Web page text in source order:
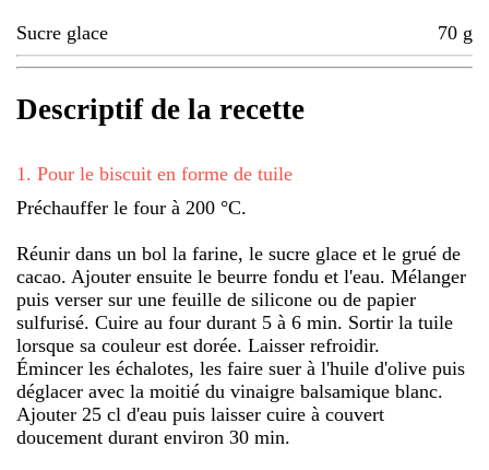
Sucre glace 70 g
Descriptif de la recette
1 . Pour le biscuit en forme de tuile
Préchauffer le four à 200 °C.
Réunir dans un bol la farine, le sucre glace et le grué de
cacao. Ajouter ensuite le beurre fondu et l'eau. Mélanger
puis verser sur une feuille de silicone ou de papier
sulfurisé. Cuire au four durant 5 à 6 min. Sortir la tuile
lorsque sa couleur est dorée. Laisser refroidir.
Émincer les échalotes, les faire suer à l'huile d'olive puis
déglacer avec la moitié du vinaigre balsamique blanc.
Ajouter 25 cl d'eau puis laisser cuire à couvert
doucement durant environ 30 min.